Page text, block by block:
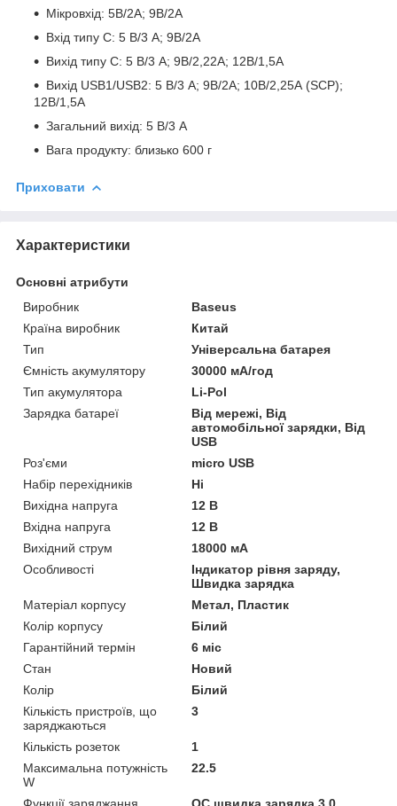
Мікровхід: 5В/2А; 9В/2А
Вхід типу C: 5 В/3 А; 9В/2А
Вихід типу C: 5 В/3 А; 9В/2,22А; 12В/1,5А
Вихід USB1/USB2: 5 В/3 А; 9В/2А; 10В/2,25А (SCP);
12В/1,5А
Загальний вихід: 5 В/3 А
Вага продукту: близько 600 г
Приховати
Характеристики
Основні атрибути
Виробник
Baseus
Країна виробник
Китай
Тип
Універсальна батарея
Ємність акумулятору
30000 мА/год
Тип акумулятора
Li-Pol
Зарядка батареї
Від мережі, Від
автомобільної зарядки, Від
USB
Роз'єми
micro USB
Набір перехідників
Ні
Вихідна напруга
12 В
Вхідна напруга
12 В
Вихідний струм
18000 мА
Особливості
Індикатор рівня заряду,
Швидка зарядка
Матеріал корпусу
Метал, Пластик
Колір корпусу
Білий
Гарантійний термін
6 міс
Стан
Новий
Колір
Білий
Кількість пристроїв, що
заряджаються
3
Кількість розеток
1
Максимальна потужність
W
22.5
Функції заряджання QC швидка зарядка 3.0